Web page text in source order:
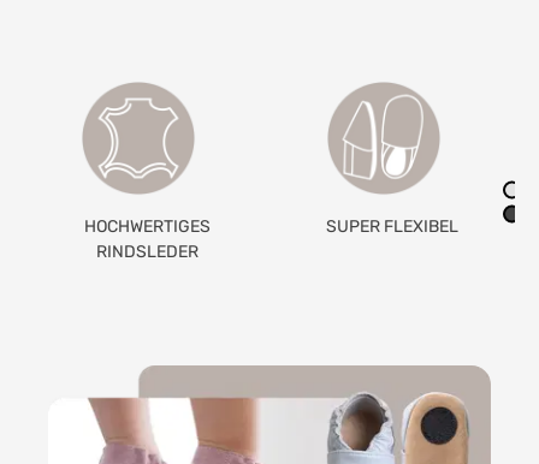
SUPER FLEXIBEL
GETEILTES